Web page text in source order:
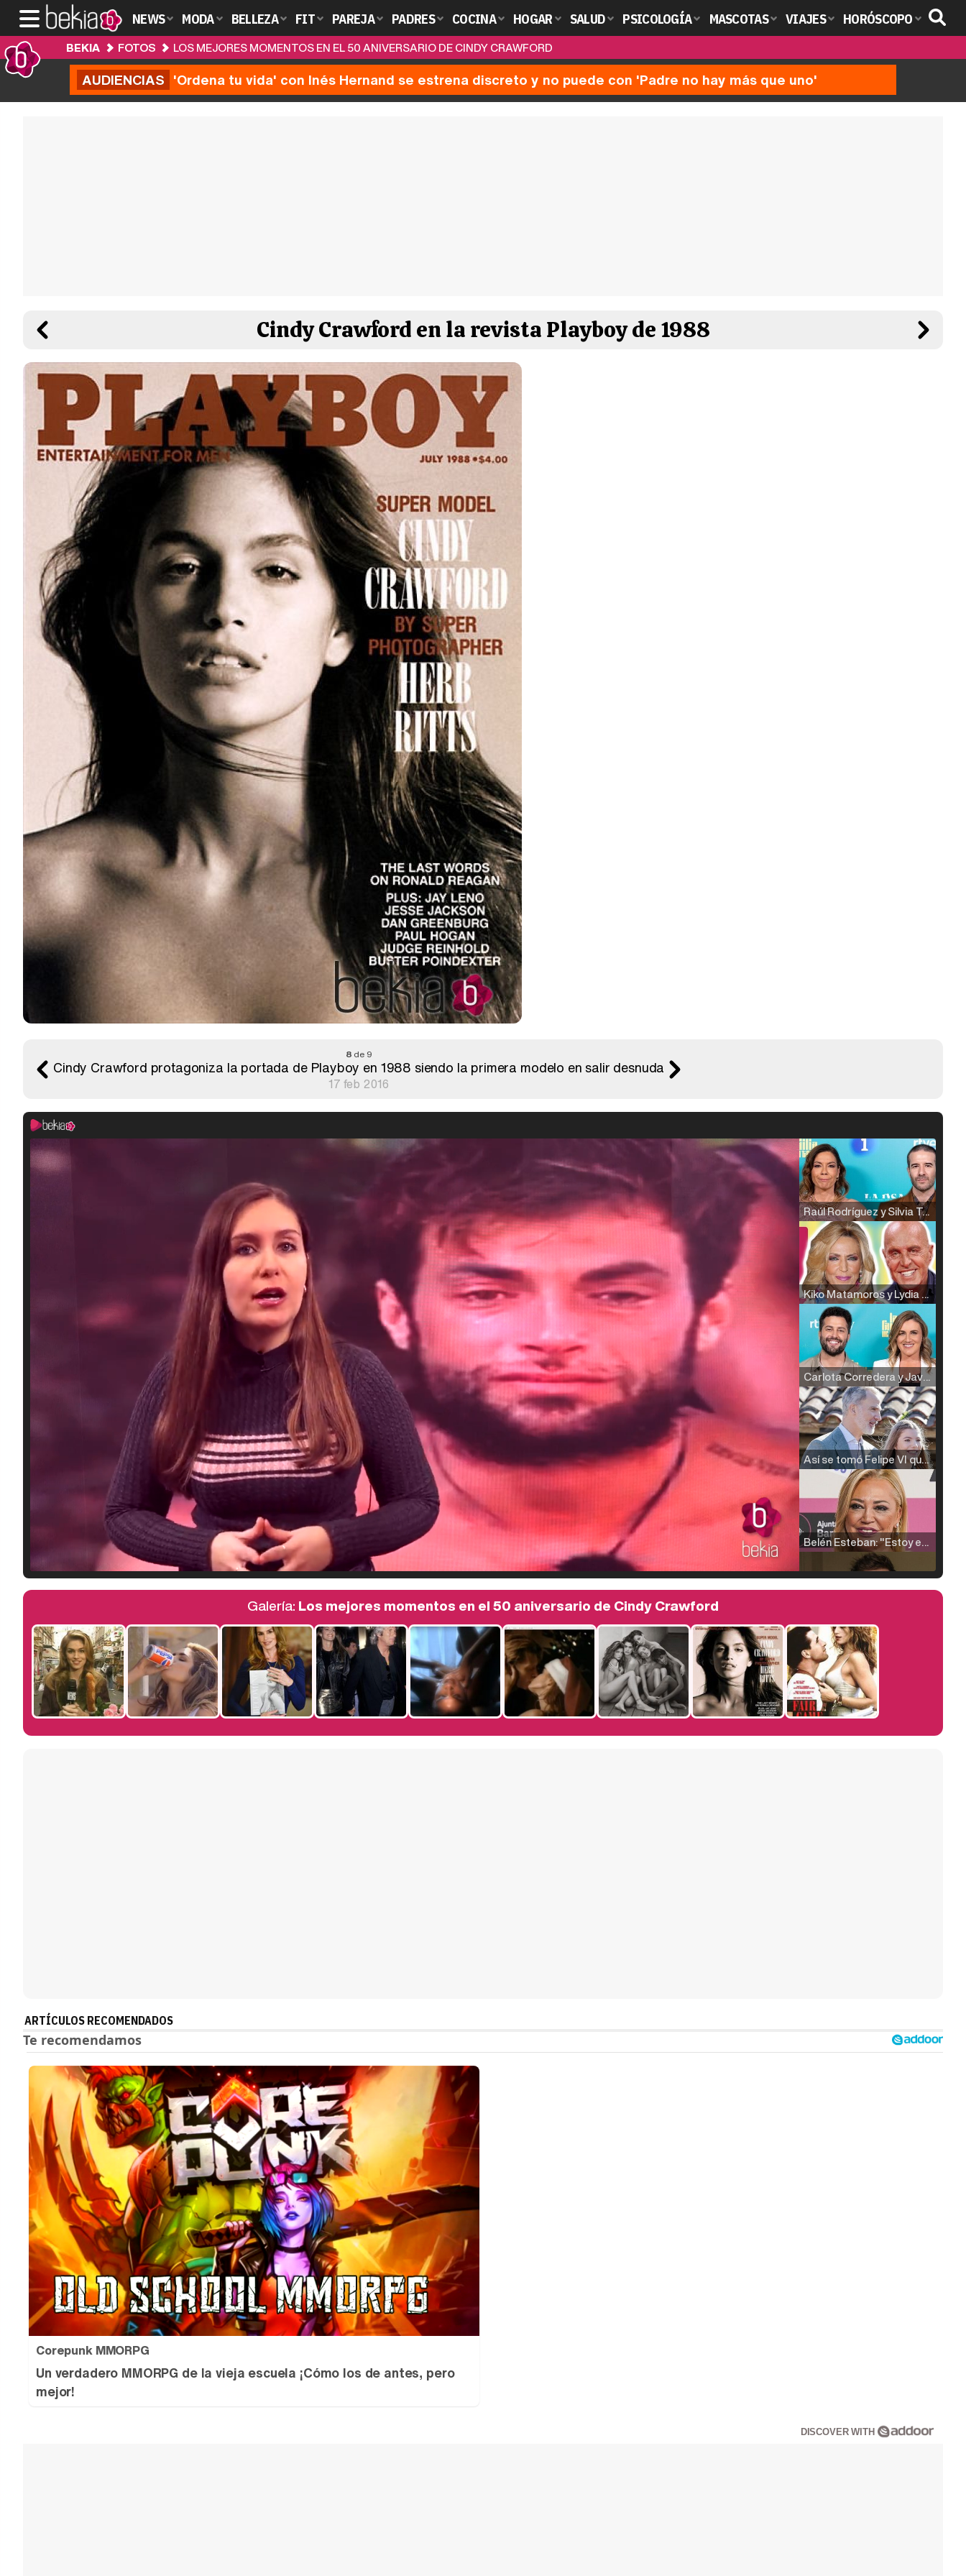
NEWS MODA BELLEZA FIT PAREJA PADRES COCINA HOGAR SALUD PSICOLOGÍA MASCOTAS VIAJES HORÓSCOPO
BEKIA FOTOS LOS MEJORES MOMENTOS EN EL 50 ANIVERSARIO DE CINDY CRAWFORD
AUDIENCIAS 'Ordena tu vida' con Inés Hernand se estrena discreto y no puede con 'Padre no hay más que uno'
Cindy Crawford en la revista Playboy de 1988
8 de 9
Cindy Crawford protagoniza la portada de Playboy en 1988 siendo la primera modelo en salir desnuda
17 feb 2016
Raúl Rodríguez y Silvia Taulés nos cuentan su papel en 'La familia de la tele'
Kiko Matamoros y Lydia Lozano: "Nuestro público es de todas las edades y RTVE tiene un público muy pegado a las novelas, al que tenemos que captar"
Carlota Corredera y Javier de Hoyos: "La tele tiene que representar al público también y aquí están todos los perfiles posibles&quo;
Así se tomó Felipe VI que la Infanta Sofía no quisiera recibir formación militar
Belén Esteban: "Estoy emocionada, muy contenta y muy feliz por llegar a RTVE"
Galería: Los mejores momentos en el 50 aniversario de Cindy Crawford
ARTÍCULOS RECOMENDADOS
Corepunk MMORPG
Un verdadero MMORPG de la vieja escuela ¡Cómo los de antes, pero
mejor!
DISCOVER WITH